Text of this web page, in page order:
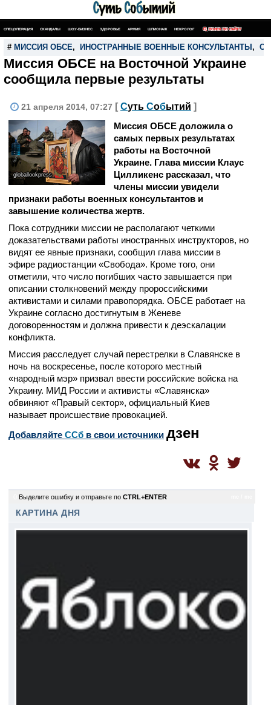
СПЕЦОПЕРАЦИЯ СКАНДАЛЫ ШОУ-БИЗНЕС ЗДОРОВЬЕ АРМИЯ ШПИОНАЖ НЕКРОЛОГ ПОИСК ПО САЙТУ
# МИССИЯ ОБСЕ, ИНОСТРАННЫЕ ВОЕННЫЕ КОНСУЛЬТАНТЫ ,
Миссия ОБСЕ на Восточной Украине
сообщила первые результаты
21 апреля 2014, 07:27 [ Суть Событий ]
globallookpress
Миссия ОБСЕ доложила о
самых первых результатах
работы на Восточной
Украине. Глава миссии Клаус
Цилликенс рассказал, что
члены миссии увидели
признаки работы военных консультантов и
завышение количества жертв.
Пока сотрудники миссии не располагают четкими
доказательствами работы иностранных инструкторов, но
видят ее явные признаки, сообщил глава миссии в
эфире радиостанции «Свобода». Кроме того, они
отметили, что число погибших часто завышается при
описании столкновений между пророссийскими
активистами и силами правопорядка. ОБСЕ работает на
Украине согласно достигнутым в Женеве
договоренностям и должна привести к деэскалации
конфликта.
Миссия расследует случай перестрелки в Славянске в
ночь на воскресенье, после которого местный
«народный мэр» призвал ввести российские войска на
Украину. МИД России и активисты «Славянска»
обвиняют «Правый сектор», официальный Киев
называет происшествие провокацией.
Добавляйте CСб в свои источники дзен
Выделите ошибку и отправьте по CTRL+ENTER
КАРТИНА ДНЯ